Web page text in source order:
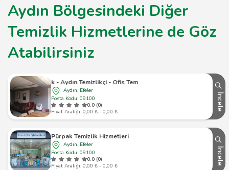
Aydın Bölgesindeki Diğer
Temizlik Hizmetlerine de Göz
Atabilirsiniz
Temizlik - Aydın Temizlikçi - Ofis Temizliği Ve İşyeri Temizliği
Aydın, Efeler
Posta Kodu: 09100
0.0 (0)
Fiyat Aralığı: 0,00 ₺ - 0,00 ₺
İncele
Pürpak Temizlik Hizmetleri
Aydın, Efeler
Posta Kodu: 09100
0.0 (0)
Fiyat Aralığı: 0,00 ₺ - 0,00 ₺
İncele